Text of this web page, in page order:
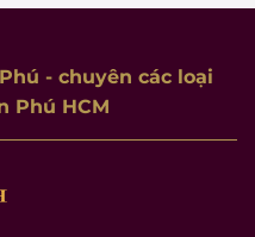
- chuyên các loại
Phú HCM